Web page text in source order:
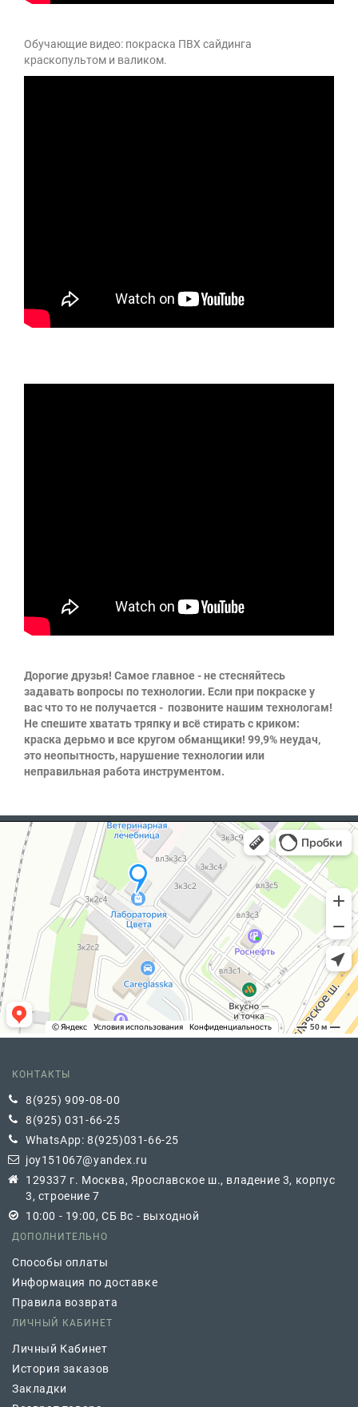
Обучающие видео: покраска ПВХ сайдинга
краскопультом и валиком.
Дорогие друзья! Самое главное - не стесняйтесь
задавать вопросы по технологии. Если при покраске у
вас что то не получается - позвоните нашим технологам!
Не спешите хватать тряпку и всё стирать с криком:
краска дерьмо и все кругом обманщики! 99,9% неудач,
это неопытность, нарушение технологии или
неправильная работа инструментом.
КОНТАКТЫ
8(925) 909-08-00
8(925) 031-66-25
WhatsApp: 8(925)031-66-25
joy151067@yandex.ru
129337 г. Москва, Ярославское ш., владение 3, корпус
3, строение 7
10:00 - 19:00, СБ Вс - выходной
ДОПОЛНИТЕЛЬНО
Способы оплаты
Информация по доставке
Правила возврата
ЛИЧНЫЙ КАБИНЕТ
Личный Кабинет
История заказов
Закладки